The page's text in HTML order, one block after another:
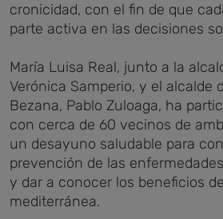
cronicidad, con el fin de que
parte activa en las decisiones
María Luisa Real, junto a la
Verónica Samperio, y el alcalde
Bezana, Pablo Zuloaga, ha
con cerca de 60 vecinos de
un desayuno saludable para
prevención de las
y dar a conocer los beneficios
mediterránea.